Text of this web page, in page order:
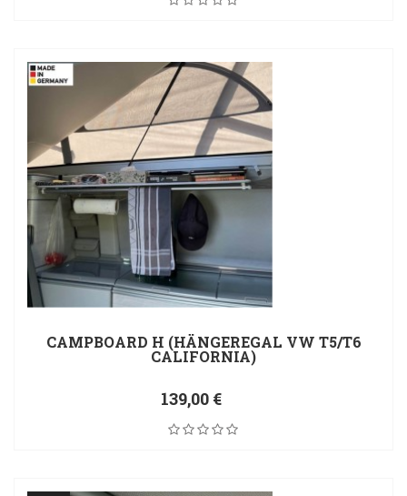
CAMPBOARD H (HÄNGEREGAL VW T5/T6
CALIFORNIA)
139,00 €